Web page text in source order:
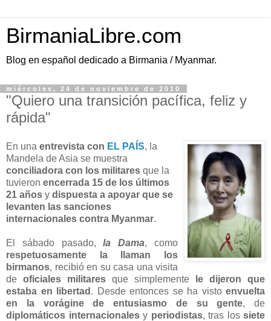
BirmaniaLibre.com
Blog en español dedicado a Birmania / Myanmar.
miércoles, 24 de noviembre de 2010
"Quiero una transición pacífica, feliz y
rápida"
En una entrevista con EL PAÍS, la
Mandela de Asia se muestra
conciliadora con los militares que la
tuvieron encerrada 15 de los últimos
21 años y dispuesta a apoyar que se
levanten las sanciones
internacionales contra Myanmar.
El sábado pasado,la Dama, como
respetuosamente la llaman los
birmanos, recibió en su casa una visita
de oficiales militares que simplemente
le dijeron que
estaba en libertad . Desde entonces se ha visto envuelta
en la vorágine de entusiasmo de su gente, de
diplomáticos internacionalesy periodistas, tras los siete